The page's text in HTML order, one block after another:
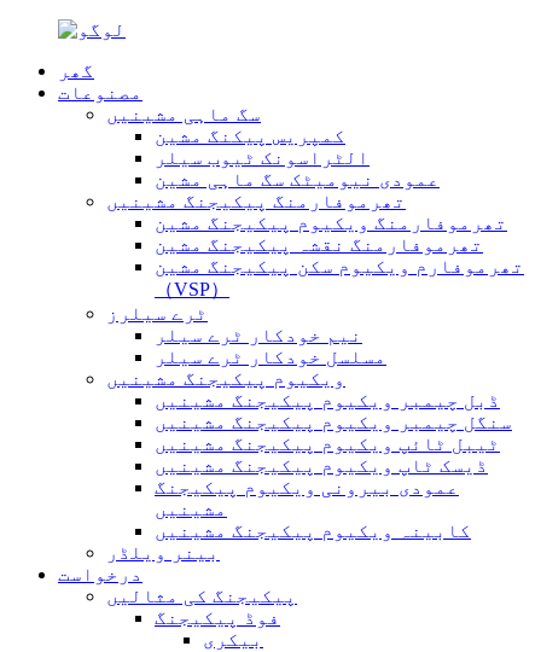
گھر
مصنوعات
سگ ماہی مشینیں
کمپریس پیکنگ مشین
الٹراسونک ٹیوب سیلر
عمودی نیومیٹک سگ ماہی مشین
تھرموفارمنگ پیکیجنگ مشینیں
تھرموفارمنگ ویکیوم پیکیجنگ مشین
تھرموفارمنگ نقشہ پیکیجنگ مشین
تھرموفارم ویکیوم سکن پیکیجنگ مشین
（VSP）
ٹرے سیلرز
نیم خودکار ٹرے سیلر
مسلسل خودکار ٹرے سیلر
ویکیوم پیکیجنگ مشینیں
ڈبل چیمبر ویکیوم پیکیجنگ مشینیں
سنگل چیمبر ویکیوم پیکیجنگ مشینیں
ٹیبل ٹائپ ویکیوم پیکیجنگ مشینیں
ڈیسک ٹاپ ویکیوم پیکیجنگ مشینیں
عمودی بیرونی ویکیوم پیکیجنگ
مشینیں
کابینہ ویکیوم پیکیجنگ مشینیں
بینر ویلڈر
درخواست
پیکیجنگ کی مثالیں
فوڈ پیکیجنگ
بیکری